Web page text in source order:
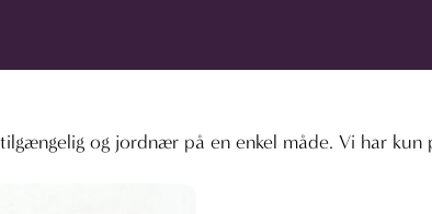
og jordnær på en enkel måde. Vi har kun